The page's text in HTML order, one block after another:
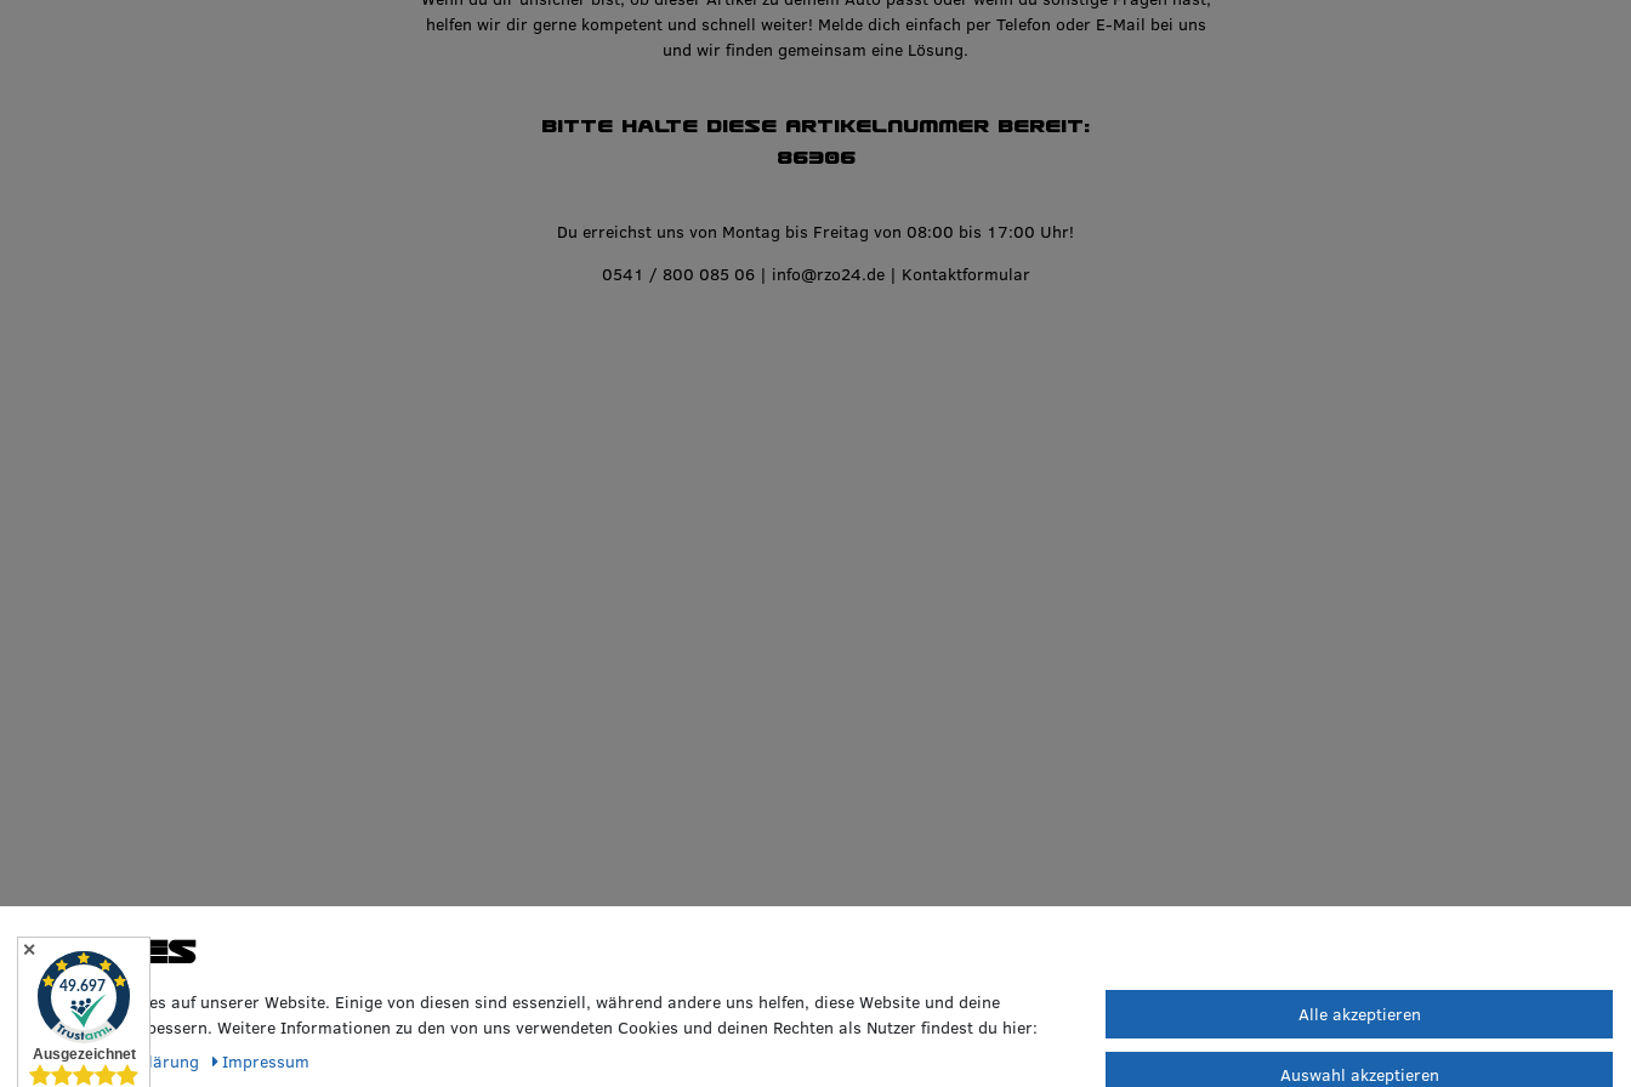
helfen wir dir gerne kompetent und schnell weiter! Melde dich einfach per Telefon oder E-Mail bei uns
und wir finden gemeinsam eine Lösung.
Bitte halte diese Artikelnummer bereit:
86306
Du erreichst uns von Montag bis Freitag von 08:00 bis 17:00 Uhr!
0541 / 800 085 06| info@rzo24.de| Kontaktformular
Cookies
Wir nutzen Cookies auf unserer Website. Einige von diesen sind essenziell, während andere uns helfen, diese Website und deine
Erfahrung zu verbessern. Weitere Informationen zu den von uns verwendeten Cookies und deinen Rechten als Nutzer findest du hier:
Daten­schutz­erklärung
Impressum
Alle akzeptieren
Auswahl akzeptieren
✕